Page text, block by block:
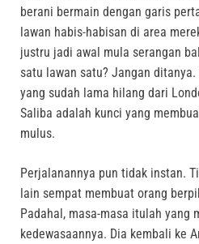
berani bermain dengan garis
lawan habis-habisan di area
justru jadi awal mula serangan
satu lawan satu? Jangan ditanya.
yang sudah lama hilang dari
Saliba adalah kunci yang
mulus.
Perjalanannya pun tidak instan.
lain sempat membuat orang
Padahal, masa-masa itulah yang
kedewasaannya. Dia kembali ke